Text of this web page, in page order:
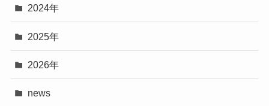
2024年
2025年
2026年
news